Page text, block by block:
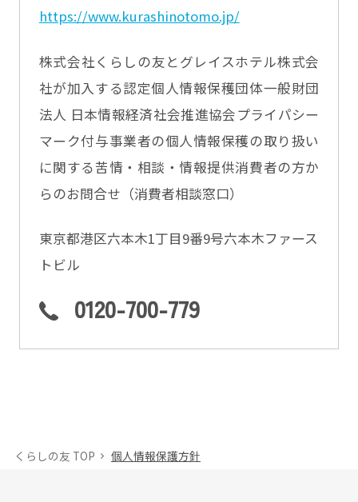
https://www.kurashinotomo.jp/
株式会社くらしの友とグレイスホテル株式会
社が加入する認定個人情報保穫団体一般財団
法人 日本情報経済社会推進協会プライパシー
マーク付与事業者の個人情報保穫の取り扱い
に関する苦情・相談・情報提供消費者の方か
らのお問合せ（消費者相談窓口）
東京都港区六本木1丁目9番9号六本木ファース
トビル
0120-700-779
くらしの友 TOP 個人情報保護方針